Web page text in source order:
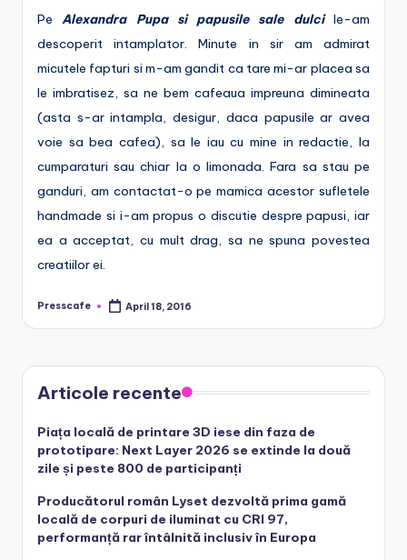
r
o
Pe Alexandra Pupa si papusile sale dulci le-am
descoperit intamplator. Minute in sir am admirat
micutele fapturi si m-am gandit ca tare mi-ar placea sa
le imbratisez, sa ne bem cafeaua impreuna dimineata
(asta s-ar intampla, desigur, daca papusile ar avea
voie sa bea cafea), sa le iau cu mine in redactie, la
cumparaturi sau chiar la o limonada. Fara sa stau pe
ganduri, am contactat-o pe mamica acestor sufletele
handmade si i-am propus o discutie despre papusi, iar
ea a acceptat, cu mult drag, sa ne spuna povestea
creatiilor ei.
Posted
Presscafe April 18, 2016
Articole recente
Piața locală de printare 3D iese din faza de
prototipare: Next Layer 2026 se extinde la două
zile și peste 800 de participanți
Producătorul român Lyset dezvoltă prima gamă
locală de corpuri de iluminat cu CRI 97,
performanță rar întâlnită inclusiv în Europa